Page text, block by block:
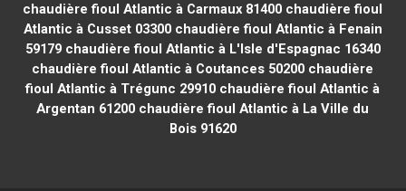
chaudière fioul Atlantic à Carmaux 81400 chaudière fioul
Atlantic à Cusset 03300chaudière fioul Atlantic à Fenain
59179chaudière fioul Atlantic à L'Isle d'Espagnac 16340
chaudière fioul Atlantic à Coutances 50200 chaudière
fioul Atlantic à Trégunc 29910 chaudière fioul Atlantic à
Argentan 61200 chaudière fioul Atlantic à La Ville du
Bois 91620